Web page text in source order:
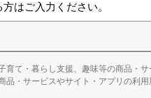
はご入力ください。
て・暮らし支援、趣味等の商品・
・サービスやサイト・アプリの利